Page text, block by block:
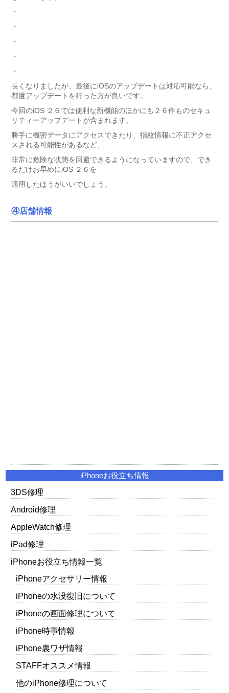
・
・
・
・
・
長くなりましたが、最後にiOSのアップデートは対応可能なら、
都度アップデートを行った方が良いです。
今回のiOS ２６では便利な新機能のほかにも２６件ものセキュ
リティーアップデートが含まれます。
勝手に機密データにアクセスできたり、指紋情報に不正アクセ
スされる可能性があるなど、
非常に危険な状態を回避できるようになっていますので、でき
るだけお早めにiOS ２６を
適用したほうがいいでしょう。
④店舗情報
iPhoneお役立ち情報
3DS修理
Android修理
AppleWatch修理
iPad修理
iPhoneお役立ち情報一覧
iPhoneアクセサリー情報
iPhoneの水没復旧について
iPhoneの画面修理について
iPhone時事情報
iPhone裏ワザ情報
STAFFオススメ情報
他のiPhone修理について